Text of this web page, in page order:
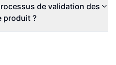
de validation des
produit ?